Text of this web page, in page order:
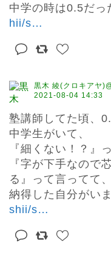
中学の時は0.5だっ
hii/s…
黒木 綾(クロキアヤ
2021-08-04 14:33
塾講師してた頃、
中学生がいて、
『細くない！？』
『字が下手なので
る』って言ってて、
納得した自分がい
shii/s…